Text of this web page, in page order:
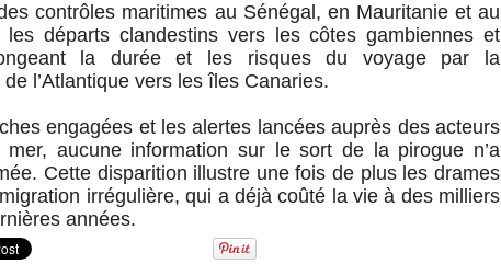
contrôles maritimes au Sénégal, en Mauritanie et au
les départs clandestins vers les côtes gambiennes et
la durée et les risques du voyage par la
l’Atlantique vers les îles Canaries.
engagées et les alertes lancées auprès des acteurs
aucune information sur le sort de la pirogue n’a
Cette disparition illustre une fois de plus les drames
irrégulière, qui a déjà coûté la vie à des milliers
années.